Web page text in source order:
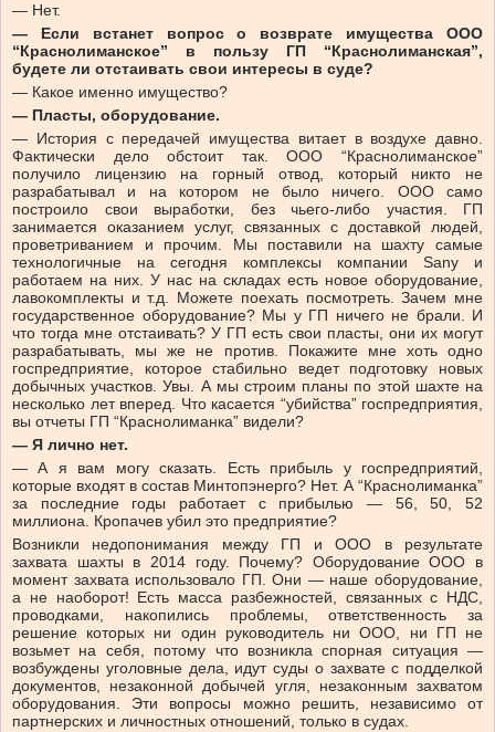
— Нет.
— Если встанет вопрос о возврате имущества ООО
“Краснолиманское” в пользу ГП “Краснолиманская”,
будете ли отстаивать свои интересы в суде?
— Какое именно имущество?
— Пласты, оборудование.
— История с передачей имущества витает в воздухе давно.
Фактически дело обстоит так. ООО “Краснолиманское”
получило лицензию на горный отвод, который никто не
разрабатывал и на котором не было ничего. ООО само
построило свои выработки, без чьего-либо участия. ГП
занимается оказанием услуг, связанных с доставкой людей,
проветриванием и прочим. Мы поставили на шахту самые
технологичные на сегодня комплексы компании Sany и
работаем на них. У нас на складах есть новое оборудование,
лавокомплекты и т.д. Можете поехать посмотреть. Зачем мне
государственное оборудование? Мы у ГП ничего не брали. И
что тогда мне отстаивать? У ГП есть свои пласты, они их могут
разрабатывать, мы же не против. Покажите мне хоть одно
госпредприятие, которое стабильно ведет подготовку новых
добычных участков. Увы. А мы строим планы по этой шахте на
несколько лет вперед. Что касается “убийства” госпредприятия,
вы отчеты ГП “Краснолиманка” видели?
— Я лично нет.
— А я вам могу сказать. Есть прибыль у госпредприятий,
которые входят в состав Минтопэнерго? Нет. А “Краснолиманка”
за последние годы работает с прибылью — 56, 50, 52
миллиона. Кропачев убил это предприятие?
Возникли недопонимания между ГП и ООО в результате
захвата шахты в 2014 году. Почему? Оборудование ООО в
момент захвата использовало ГП. Они — наше оборудование,
а не наоборот! Есть масса разбежностей, связанных с НДС,
проводками, накопились проблемы, ответственность за
решение которых ни один руководитель ни ООО, ни ГП не
возьмет на себя, потому что возникла спорная ситуация —
возбуждены уголовные дела, идут суды о захвате с подделкой
документов, незаконной добычей угля, незаконным захватом
оборудования. Эти вопросы можно решить, независимо от
партнерских и личностных отношений, только в судах.